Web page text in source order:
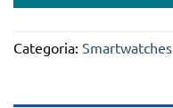
Categoria: Smartwatches